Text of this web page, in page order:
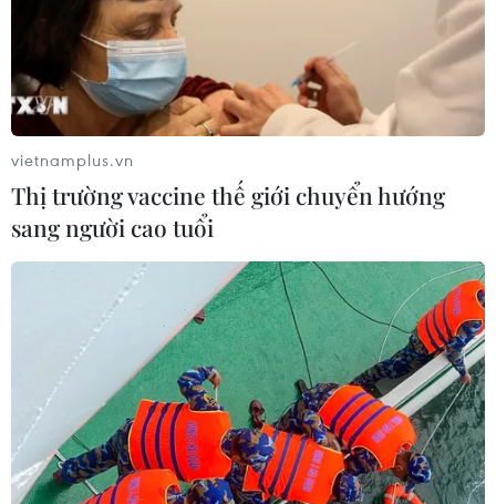
#Triển lãm tranh #Những ô cửa chênh vênh
#Hội họa
#Trung tâm Phúc Tuệ
TP. Hà Nội
Theo dõi VietnamPlus
TIN LIÊN QUAN
vietnamplus.vn
Thị trường vaccine thế giới chuyển hướng
sang người cao tuổi